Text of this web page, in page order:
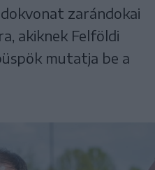
zarándokai
akiknek Felföldi
mutatja be a